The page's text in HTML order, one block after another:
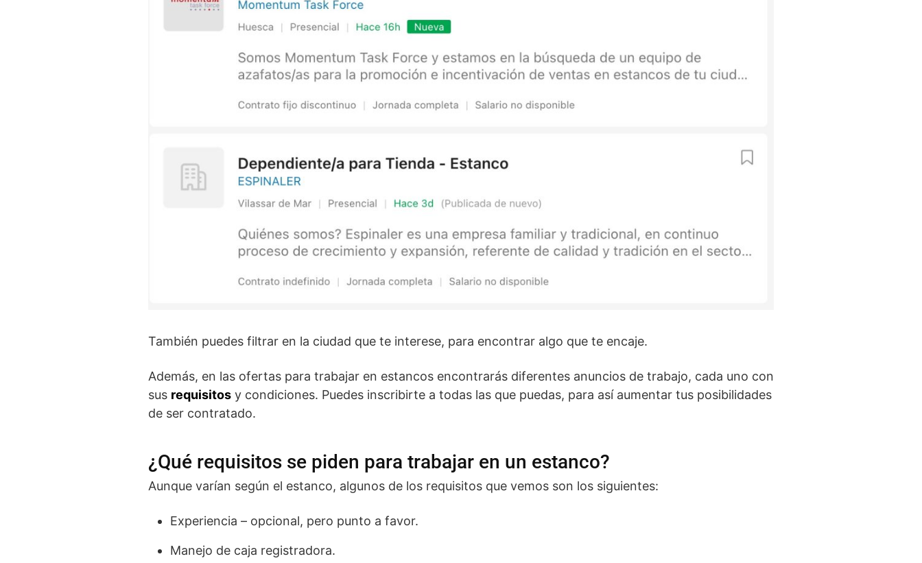
También puedes filtrar en la ciudad que te interese, para encontrar algo que te encaje.
Además, en las ofertas para trabajar en estancos encontrarás diferentes anuncios de trabajo, cada uno con
sus requisitos y condiciones. Puedes inscribirte a todas las que puedas, para así aumentar tus posibilidades
de ser contratado.
¿Qué requisitos se piden para trabajar en un estanco?
Aunque varían según el estanco, algunos de los requisitos que vemos son los siguientes:
Experiencia – opcional, pero punto a favor.
Manejo de caja registradora.